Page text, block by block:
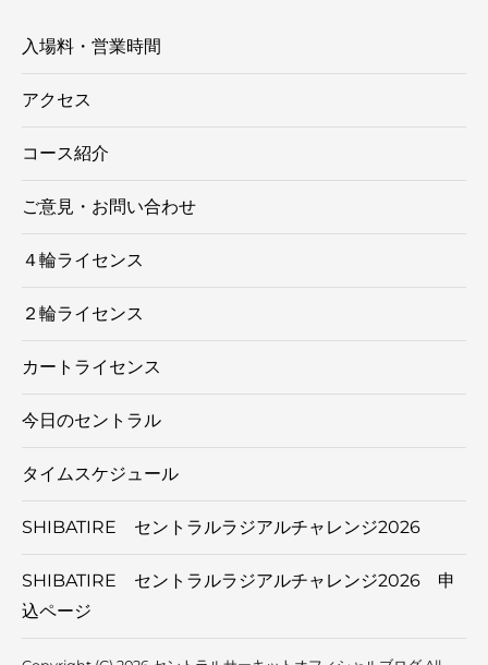
入場料・営業時間
アクセス
コース紹介
ご意見・お問い合わせ
４輪ライセンス
２輪ライセンス
カートライセンス
今日のセントラル
タイムスケジュール
SHIBATIRE セントラルラジアルチャレンジ2026
SHIBATIRE セントラルラジアルチャレンジ2026 申
込ページ